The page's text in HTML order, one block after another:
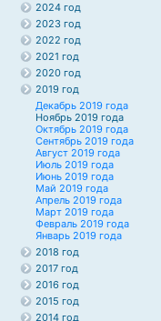
2024 год
2023 год
2022 год
2021 год
2020 год
2019 год
Декабрь 2019 года
Ноябрь 2019 года
Октябрь 2019 года
Сентябрь 2019 года
Август 2019 года
Июль 2019 года
Июнь 2019 года
Май 2019 года
Апрель 2019 года
Март 2019 года
Февраль 2019 года
Январь 2019 года
2018 год
2017 год
2016 год
2015 год
2014 год